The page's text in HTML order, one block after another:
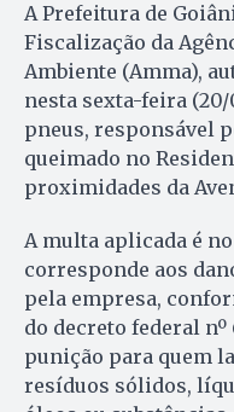
A Prefeitura de
Fiscalização da
Ambiente (Amma),
nesta sexta-feira (20/
pneus, responsável
queimado no
proximidades da
A multa aplicada é
corresponde aos
pela empresa,
do decreto federal nº
punição para quem
resíduos sólidos,